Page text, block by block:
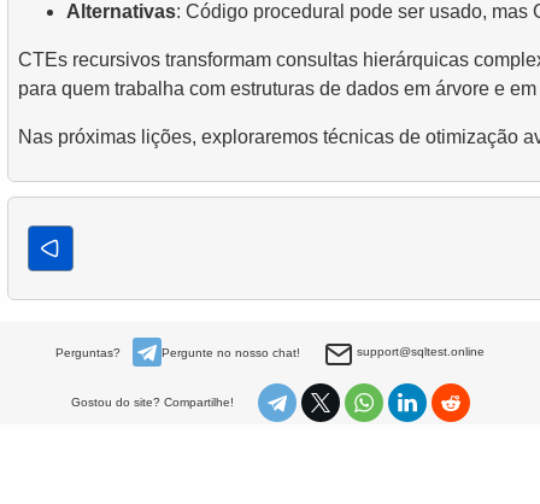
Alternativas: Código procedural pode ser usado,
CTEs recursivos transformam consultas hierárquicas
para quem trabalha com estruturas de dados em árvore e
Nas próximas lições, exploraremos técnicas de otimização
Perguntas? Pergunte no nosso chat! support@sqltest.online
Gostou do site? Compartilhe!